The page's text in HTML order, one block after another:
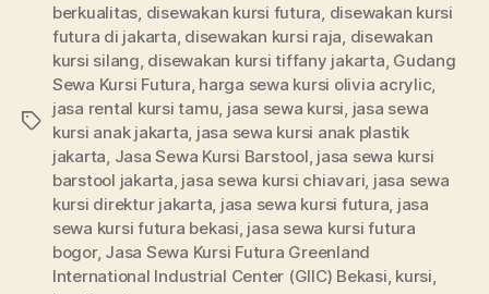
Tags
berkualitas disewakan kursi futura disewakan kursi
futura di jakarta disewakan kursi raja disewakan
kursi silang disewakan kursi tiffany jakarta Gudang
Sewa Kursi Futura harga sewa kursi olivia acrylic
jasa rental kursi tamu jasa sewa kursi jasa sewa
kursi anak jakarta jasa sewa kursi anak plastik
jakarta Jasa Sewa Kursi Barstool jasa sewa kursi
barstool jakarta jasa sewa kursi chiavari jasa sewa
kursi direktur jakarta jasa sewa kursi futura jasa
sewa kursi futura bekasi jasa sewa kursi futura
bogor, Jasa Sewa Kursi Futura Greenland
International Industrial Center (GIIC) Bekasi kursi